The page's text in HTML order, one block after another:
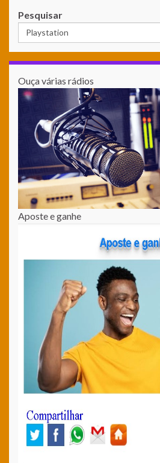
Pesquisar
Ouça várias rádios
Aposte e ganhe